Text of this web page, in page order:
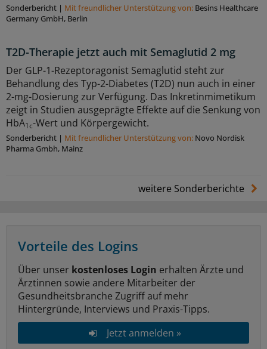
Sonderbericht | Mit freundlicher Unterstützung von: Besins Healthcare
Germany GmbH, Berlin
T2D-Therapie jetzt auch mit Semaglutid 2 mg
Der GLP-1-Rezeptoragonist Semaglutid steht zur
Behandlung des Typ-2-Diabetes (T2D) nun auch in einer
2-mg-Dosierung zur Verfügung. Das Inkretinmimetikum
zeigt in Studien ausgeprägte Effekte auf die Senkung von
HbA1c-Wert und Körpergewicht.
Sonderbericht | Mit freundlicher Unterstützung von: Novo Nordisk
Pharma Gmbh, Mainz
weitere Sonderberichte
Vorteile des Logins
Über unser kostenloses Login erhalten Ärzte und
Ärztinnen sowie andere Mitarbeiter der
Gesundheitsbranche Zugriff auf mehr
Hintergründe, Interviews und Praxis-Tipps.
Jetzt anmelden »